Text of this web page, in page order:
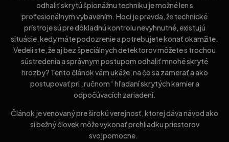
odhaliť skrytú špionážnu techniku je možné len s
profesionálnym vybavením. Hoci je pravda, že technické
prístroje sú pre dôkladnú kontrolu nevyhnutné, existujú
situácie, kedy máte podozrenie a potrebujete konať okamžite.
Vedeli ste, že aj bez špeciálnych detektorov môžete s trochou
sústredenia a správnym postupom odhaliť mnohé skryté
hrozby? Tento článok vám ukáže, na čo sa zamerať a ako
postupovať pri „ručnom“ hľadaní skrytých kamier a
odpočúvacích zariadení.
Článok je venovaný pre širokú verejnosť, ktorej dáva návod ako
si bežný človek môže vykonať prehliadku priestorov
svojpomocne.